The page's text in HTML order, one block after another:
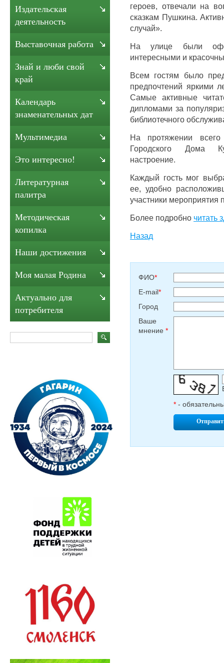
героев, отвечали на
сказкам Пушкина.
случай».
На улице были
интересными и
Всем гостям было
предпочтений яркими
Самые активные
дипломами за
библиотечного
На протяжении всего
Городского Дома
настроение.
Каждый гость мог
ее, удобно
участники мероприятия
Более подробно читать
Назад
ФИО*
E-mail*
Город
Ваше
мнение *
* -
Издательская
деятельность
Выставочная работа
Знай и люби свой
край
Календарь
знаменательных дат
Мультимедиа
Это интересно!
Литературная
палитра
Методическая
копилка
Наши достижения
Моя малая Родина
Актуально для
потребителя